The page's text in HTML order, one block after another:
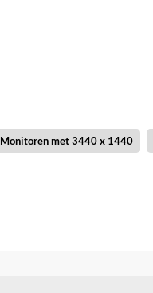
Monitoren met 3440 x 1440